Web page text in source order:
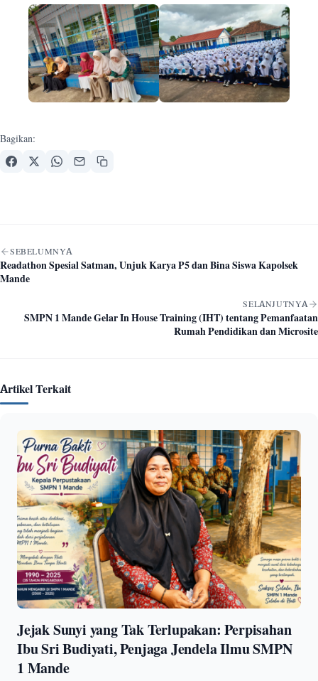
Bagikan:
Navigasi artikel
SEBELUMNYA
Readathon Spesial Satman, Unjuk Karya P5 dan Bina Siswa Kapolsek
Mande
SELANJUTNYA
SMPN 1 Mande Gelar In House Training (IHT) tentang Pemanfaatan
Rumah Pendidikan dan Microsite
Artikel Terkait
Jejak Sunyi yang Tak Terlupakan: Perpisahan
Ibu Sri Budiyati, Penjaga Jendela Ilmu SMPN
1 Mande